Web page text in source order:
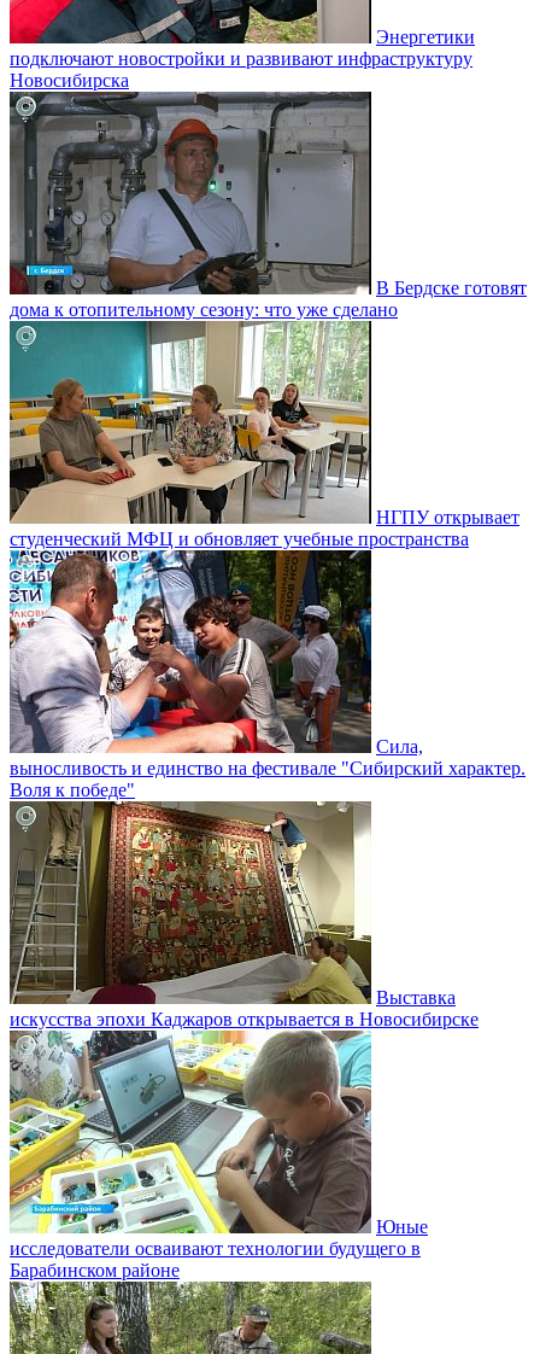
Энергетики
подключают новостройки и развивают инфраструктуру
Новосибирска
В Бердске готовят
дома к отопительному сезону: что уже сделано
НГПУ открывает
студенческий МФЦ и обновляет учебные пространства
Сила,
выносливость и единство на фестивале "Сибирский характер.
Воля к победе"
Выставка
искусства эпохи Каджаров открывается в Новосибирске
Юные
исследователи осваивают технологии будущего в
Барабинском районе